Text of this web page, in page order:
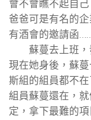
會不會瞧不起自
爸爸可是有名的
有酒會的邀請函
蘇蔓去上班，
現在她身後，蘇
斯組的組員都不
組員蘇蔓還在，
定，拿下最難的